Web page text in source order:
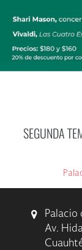
SEGUNDA
Palacio
Av.